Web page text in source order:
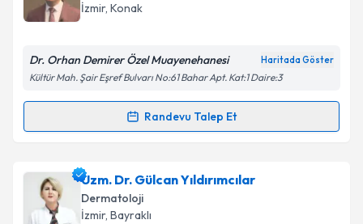
İzmir, Konak
Dr. Orhan Demirer Özel Muayenehanesi Haritada Göster
Kültür Mah. Şair Eşref Bulvarı No:61 Bahar Apt. Kat:1 Daire:3
Randevu Talep Et
Randevu Takvimi Talebi
Uzm. Dr. Orhan Demireriçin randevu takvimi talebi
oluşturun. Size bu uzmandan randevu almanız için bir
takvim hazırlandığında e-posta ile bilgilendireceğiz.
Uzm. Dr. Gülcan Yıldırımcılar
Dermatoloji
İzmir, Bayraklı